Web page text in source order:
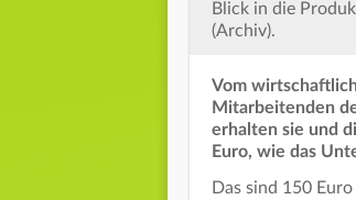
Blick in die
(Archiv).
Vom
Mitarbeitenden
erhalten sie und
Euro, wie das
Das sind 150